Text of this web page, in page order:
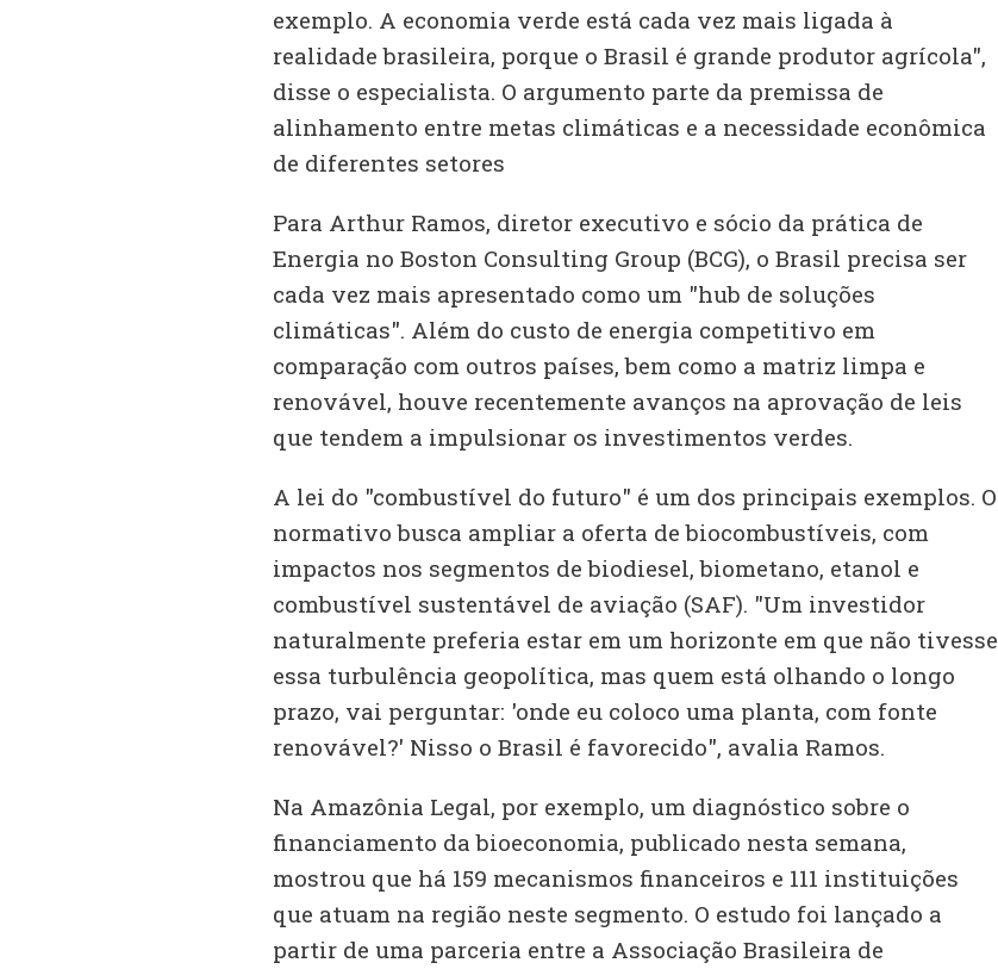
exemplo. A economia verde está cada vez mais ligada à
realidade brasileira, porque o Brasil é grande produtor agrícola",
disse o especialista. O argumento parte da premissa de
alinhamento entre metas climáticas e a necessidade econômica
de diferentes setores
Para Arthur Ramos, diretor executivo e sócio da prática de
Energia no Boston Consulting Group (BCG), o Brasil precisa ser
cada vez mais apresentado como um "hub de soluções
climáticas". Além do custo de energia competitivo em
comparação com outros países, bem como a matriz limpa e
renovável, houve recentemente avanços na aprovação de leis
que tendem a impulsionar os investimentos verdes.
A lei do "combustível do futuro" é um dos principais exemplos. O
normativo busca ampliar a oferta de biocombustíveis, com
impactos nos segmentos de biodiesel, biometano, etanol e
combustível sustentável de aviação (SAF). "Um investidor
naturalmente preferia estar em um horizonte em que não tivesse
essa turbulência geopolítica, mas quem está olhando o longo
prazo, vai perguntar: 'onde eu coloco uma planta, com fonte
renovável?' Nisso o Brasil é favorecido", avalia Ramos.
Na Amazônia Legal, por exemplo, um diagnóstico sobre o
financiamento da bioeconomia, publicado nesta semana,
mostrou que há 159 mecanismos financeiros e 111 instituições
que atuam na região neste segmento. O estudo foi lançado a
partir de uma parceria entre a Associação Brasileira de